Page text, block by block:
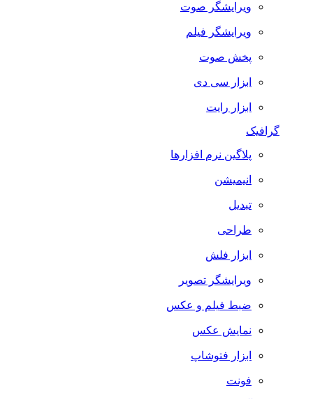
ویرایشگر صوت
ویرایشگر فیلم
پخش صوت
ابزار سی دی
ابزار رایت
گرافیک
پلاگین نرم افزارها
انیمیشن
تبدیل
طراحی
ابزار فلش
ویرایشگر تصویر
ضبط فيلم و عكس
نمایش عکس
ابزار فتوشاپ
فونت